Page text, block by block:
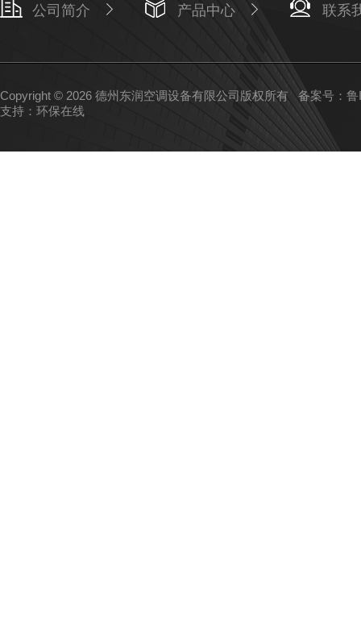
公司简介 产品中心 联系
Copyright © 2026 德州东润空调设备有限公司版权所有备案号：
支持： 环保在线